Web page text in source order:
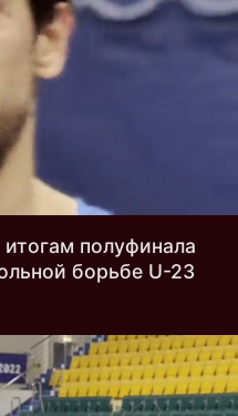
полуфинала
борьбе U-23